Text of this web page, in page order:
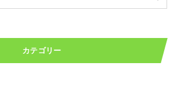
カテゴリー